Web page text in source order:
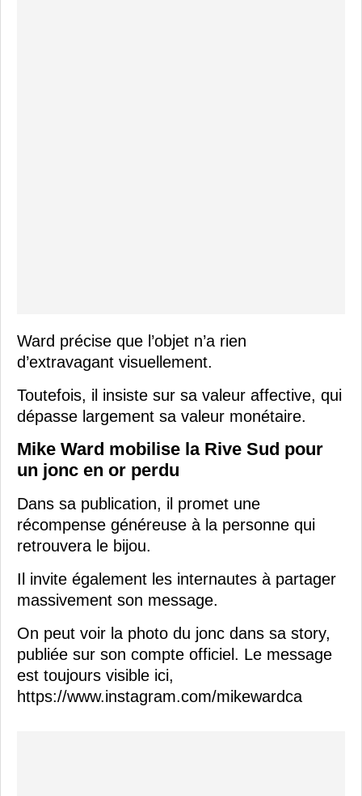
Ward précise que l’objet n’a rien
d’extravagant visuellement.
Toutefois, il insiste sur sa valeur affective, qui
dépasse largement sa valeur monétaire.
Mike Ward mobilise la Rive Sud pour
un jonc en or perdu
Dans sa publication, il promet une
récompense généreuse à la personne qui
retrouvera le bijou.
Il invite également les internautes à partager
massivement son message.
On peut voir la photo du jonc dans sa story,
publiée sur son compte officiel. Le message
est toujours visible ici,
https://www.instagram.com/mikewardca